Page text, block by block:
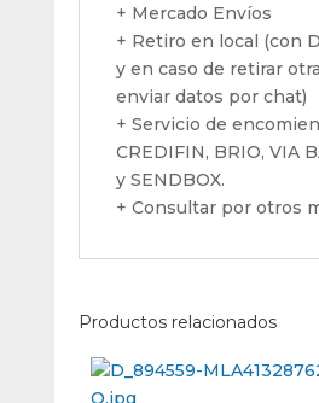
+ Mercado Envíos
+ Retiro en local (con
y en caso de retirar
enviar datos por chat)
+ Servicio de
CREDIFIN, BRIO, VIA
y SENDBOX.
+ Consultar por otros
Productos relacionados